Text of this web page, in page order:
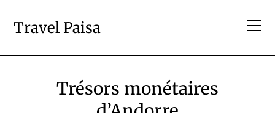
content
Travel Paisa
Trésors monétaires